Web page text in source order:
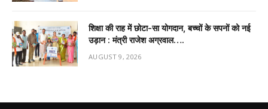
शिक्षा की राह में छोटा-सा योगदान, बच्चों के सपनों को नई
उड़ान : मंत्री राजेश अग्रवाल….
AUGUST 9, 2026